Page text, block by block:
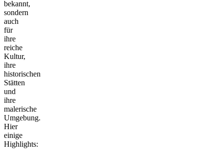
bekannt,
sondern
auch
für
ihre
reiche
Kultur,
ihre
historischen
Stätten
und
ihre
malerische
Umgebung.
Hier
einige
Highlights: